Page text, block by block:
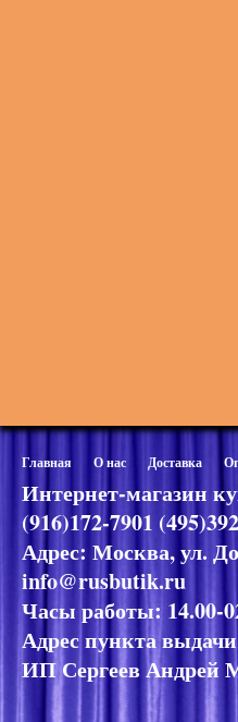
Главная О нас Доставка
Интернет-магазин
(916)172-7901
Адрес: Москва, ул.
info@rusbutik.ru
Часы работы: 14.00-
Адрес пункта
ИП Сергеев Андрей